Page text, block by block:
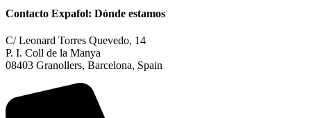
Contacto Expafol​: Dónde estamos
C/ Leonard Torres Quevedo, 14
P. I. Coll de la Manya
08403 Granollers, Barcelona, Spain